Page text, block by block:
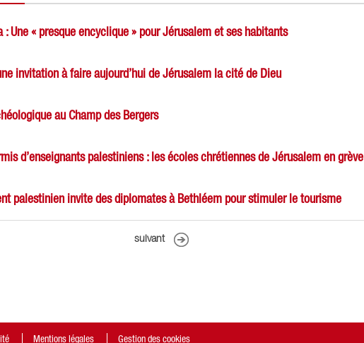
: Une « presque encyclique » pour Jérusalem et ses habitants
invitation à faire aujourd’hui de Jérusalem la cité de Dieu
au Champ des Bergers
d’enseignants palestiniens : les écoles chrétiennes de Jérusalem en grève
palestinien invite des diplomates à Bethléem pour stimuler le tourisme
suivant
Mentions légales Gestion des cookies